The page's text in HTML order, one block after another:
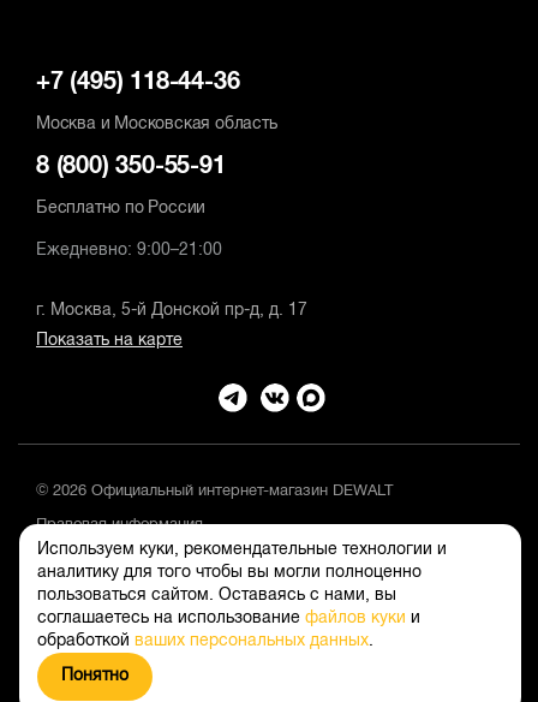
Используем куки, рекомендательные технологии и
аналитику для того чтобы вы могли полноценно
пользоваться сайтом. Оставаясь с нами, вы
соглашаетесь на использование файлов куки и
обработкой ваших персональных данных.
Понятно
+7 (495) 118-44-36
Москва и Московская область
8 (800) 350-55-91
Бесплатно по России
Ежедневно: 9:00–21:00
г. Москва, 5-й Донской пр-д, д. 17
Показать на карте
© 2026 Официальный интернет-магазин DEWALT
Правовая информация
Положение об обработке и защите персональных данных